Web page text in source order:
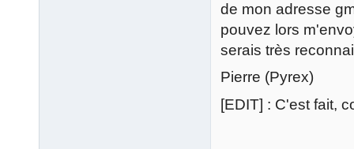
de mon adresse
pouvez lors
serais très
Pierre (Pyrex)
[EDIT] : C'est fait,